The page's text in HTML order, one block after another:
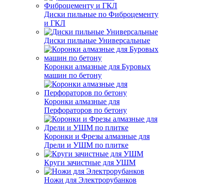
Диски пильные по Фиброцементу
и ГКЛ
Диски пильные Универсальные
Коронки алмазные для Буровых
машин по бетону
Коронки алмазные для
Перфораторов по бетону
Коронки и Фрезы алмазные для
Дрели и УШМ по плитке
Круги зачистные для УШМ
Ножи для Электрорубанков